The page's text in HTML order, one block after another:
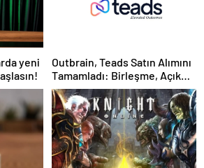
Outbrain, Teads Satın Alımını
Tamamladı: Birleşme, Açık
İnternet için Tüm Kanallarda
Sonuç Odaklı Bir Platform
Oluşturuyor